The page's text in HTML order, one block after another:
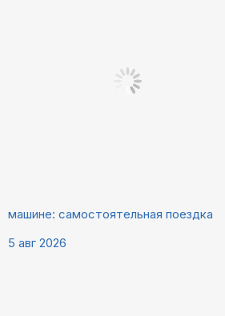
машине: самостоятельная поездка
5 авг 2026